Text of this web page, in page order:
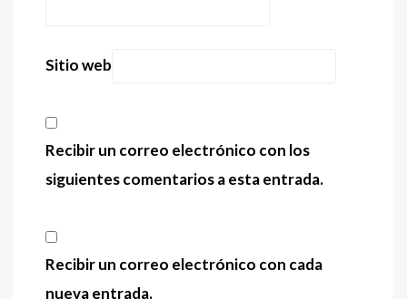
Sitio web
Recibir un correo electrónico con los
siguientes comentarios a esta entrada.
Recibir un correo electrónico con cada
nueva entrada.